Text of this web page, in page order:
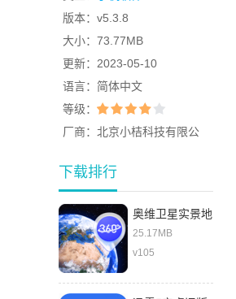
版本： v5.3.8
大小： 73.77MB
更新： 2023-05-10
语言： 简体中文
等级：
厂商： 北京小桔科技有限公
下载排行
奥维卫星实景地
图免费
25.17MB
v105